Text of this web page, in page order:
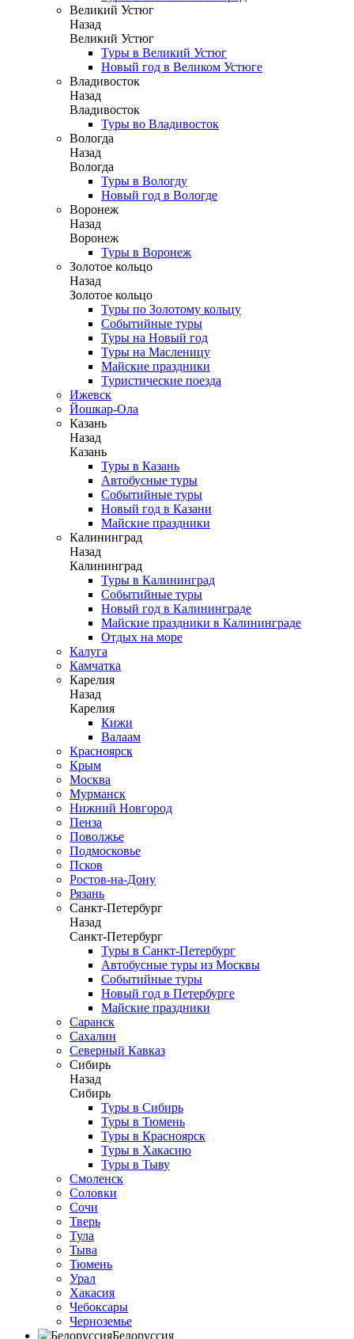
Великий Устюг
Назад
Великий Устюг
Туры в Великий Устюг
Новый год в Великом Устюге
Владивосток
Назад
Владивосток
Туры во Владивосток
Вологда
Назад
Вологда
Туры в Вологду
Новый год в Вологде
Воронеж
Назад
Воронеж
Туры в Воронеж
Золотое кольцо
Назад
Золотое кольцо
Туры по Золотому кольцу
Событийные туры
Туры на Новый год
Туры на Масленицу
Майские праздники
Туристические поезда
Ижевск
Йошкар-Ола
Казань
Назад
Казань
Туры в Казань
Автобусные туры
Событийные туры
Новый год в Казани
Майские праздники
Калининград
Назад
Калининград
Туры в Калининград
Событийные туры
Новый год в Калининграде
Майские праздники в Калининграде
Отдых на море
Калуга
Камчатка
Карелия
Назад
Карелия
Кижи
Валаам
Красноярск
Крым
Москва
Мурманск
Нижний Новгород
Пенза
Поволжье
Подмосковье
Псков
Ростов-на-Дону
Рязань
Санкт-Петербург
Назад
Санкт-Петербург
Туры в Санкт-Петербург
Автобусные туры из Москвы
Событийные туры
Новый год в Петербурге
Майские праздники
Саранск
Сахалин
Северный Кавказ
Сибирь
Назад
Сибирь
Туры в Сибирь
Туры в Тюмень
Туры в Красноярск
Туры в Хакасию
Туры в Тыву
Смоленск
Соловки
Сочи
Тверь
Тула
Тыва
Тюмень
Урал
Хакасия
Чебоксары
Черноземье
Белоруссия